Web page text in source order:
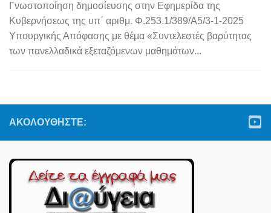
Γνωστοποίηση δημοσίευσης στην Εφημερίδα της
Κυβερνήσεως της υπ΄ αριθμ. Φ.253.1/389/Α5/3-1-2025
Υπουργικής Απόφασης με θέμα «Συντελεστές βαρύτητας
των πανελλαδικά εξεταζόμενων μαθημάτων...
ΑΚΟΛΟΥΘΉΣΤΕ: